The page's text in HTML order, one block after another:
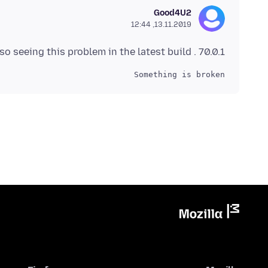
Good4U2
13.11.2019, 12:44
seeing this problem in the latest build . 70.0.1
Something is broken